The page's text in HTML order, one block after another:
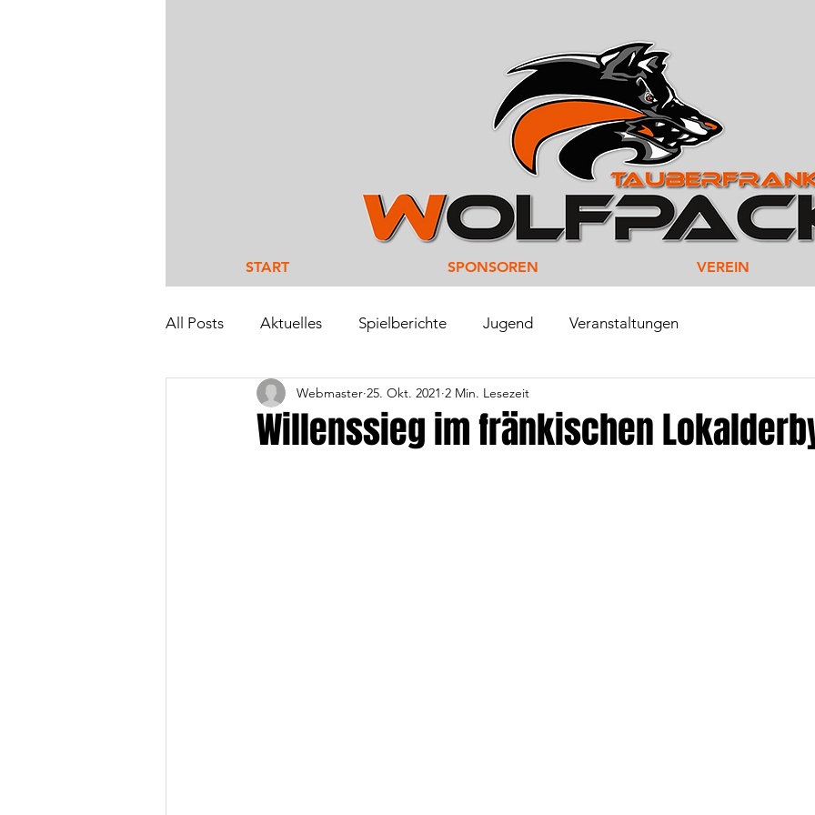
START SPONSOREN VEREIN
All Posts Aktuelles Spielberichte Jugend Veranstaltungen
Willenssieg im fränkischen
Webmaster 25. Okt. 2021 2 Min. Lesezeit